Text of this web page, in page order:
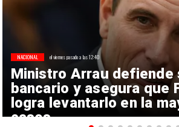
Ministro Arrau defiende
bancario y asegura que
logra levantarlo en la
casos
NACIONAL el viernes pasado a las 12:40